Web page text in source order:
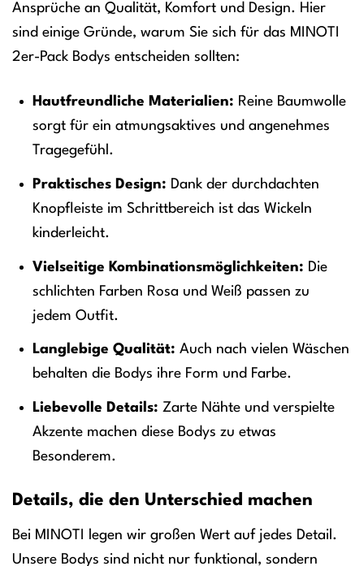
Ansprüche an Qualität, Komfort und Design. Hier
sind einige Gründe, warum Sie sich für das MINOTI
2er-Pack Bodys entscheiden sollten:
Hautfreundliche Materialien: Reine Baumwolle
sorgt für ein atmungsaktives und angenehmes
Tragegefühl.
Praktisches Design: Dank der durchdachten
Knopfleiste im Schrittbereich ist das Wickeln
kinderleicht.
Vielseitige Kombinationsmöglichkeiten: Die
schlichten Farben Rosa und Weiß passen zu
jedem Outfit.
Langlebige Qualität: Auch nach vielen Wäschen
behalten die Bodys ihre Form und Farbe.
Liebevolle Details: Zarte Nähte und verspielte
Akzente machen diese Bodys zu etwas
Besonderem.
Details, die den Unterschied machen
Bei MINOTI legen wir großen Wert auf jedes Detail.
Unsere Bodys sind nicht nur funktional, sondern